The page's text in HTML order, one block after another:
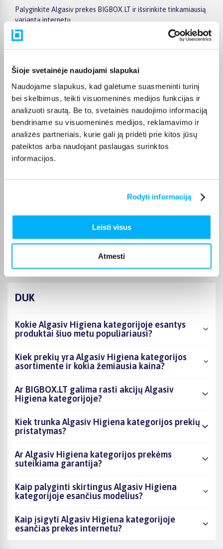
Šioje svetainėje naudojami slapukai
Naudojame slapukus, kad galėtume suasmeninti turinį
bei skelbimus, teikti visuomeninės medijos funkcijas ir
analizuoti srautą. Be to, svetainės naudojimo informaciją
bendriname su visuomeninės medijos, reklamavimo ir
analizės partneriais, kurie gali ją pridėti prie kitos jūsų
pateiktos arba naudojant paslaugas surinktos
informacijos.
Rodyti informaciją
Leisti visus
Atmesti
Palyginkite Algasiv prekes BIGBOX.LT ir išsirinkite tinkamiausią
variantą internetu.
Pirkėjų atsiliepimai apie prekes
Laima M.
Patvirtintas pirkėjas
👍
JOKŪBAS V.
Puikiai.
DUK
Kokie Algasiv Higiena kategorijoje esantys
produktai šiuo metu populiariausi?
Kiek prekių yra Algasiv Higiena kategorijos
asortimente ir kokia žemiausia kaina?
Ar BIGBOX.LT galima rasti akcijų Algasiv
Higiena kategorijoje?
Kiek trunka Algasiv Higiena kategorijos prekių
pristatymas?
Ar Algasiv Higiena kategorijos prekėms
suteikiama garantija?
Kaip palyginti skirtingus Algasiv Higiena
kategorijoje esančius modelius?
Kaip įsigyti Algasiv Higiena kategorijoje
esančias prekes internetu?